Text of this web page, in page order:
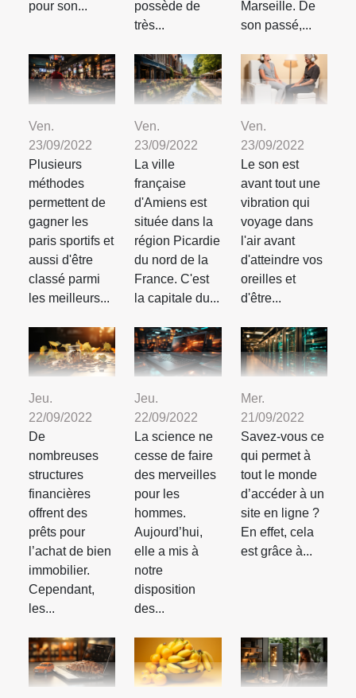
pour son...
possède de
très...
Marseille. De
son passé,...
Ven.
23/09/2022
Plusieurs
méthodes
permettent de
gagner les
paris sportifs et
aussi d'être
classé parmi
les meilleurs...
Ven.
23/09/2022
La ville
française
d'Amiens est
située dans la
région Picardie
du nord de la
France. C'est
la capitale du...
Ven.
23/09/2022
Le son est
avant tout une
vibration qui
voyage dans
l'air avant
d'atteindre vos
oreilles et
d'être...
Jeu.
22/09/2022
De
nombreuses
structures
financières
offrent des
prêts pour
l’achat de bien
immobilier.
Cependant,
les...
Jeu.
22/09/2022
La science ne
cesse de faire
des merveilles
pour les
hommes.
Aujourd’hui,
elle a mis à
notre
disposition
des...
Mer.
21/09/2022
Savez-vous ce
qui permet à
tout le monde
d’accéder à un
site en ligne ?
En effet, cela
est grâce à...